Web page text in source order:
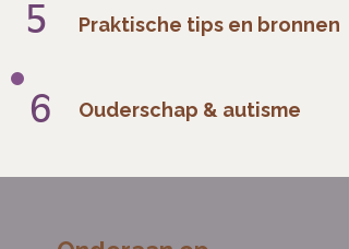
5
6
Praktische tips en bronnen
Ouderschap & autisme